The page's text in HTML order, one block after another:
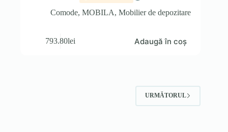
Comode,MOBILA,Mobilier de depozitare
793.80lei Adaugă în coș
URMĂTORUL